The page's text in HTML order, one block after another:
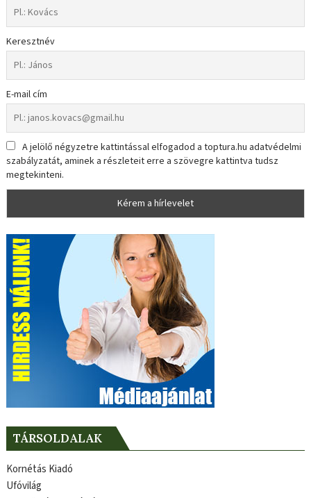
Keresztnév
E-mail cím
A jelölő négyzetre kattintással elfogadod a toptura.hu adatvédelmi
szabályzatát, aminek a részleteit erre a szövegre kattintva tudsz
megtekinteni.
TÁRSOLDALAK
Kornétás Kiadó
Ufóvilág